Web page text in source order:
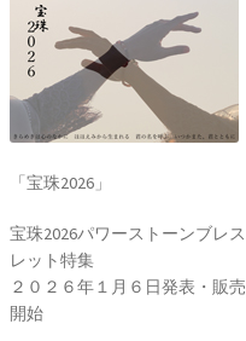
「宝珠2026」
宝珠2026パワーストーンブレス
レット特集
２０２６年１月６日発表・販売
開始